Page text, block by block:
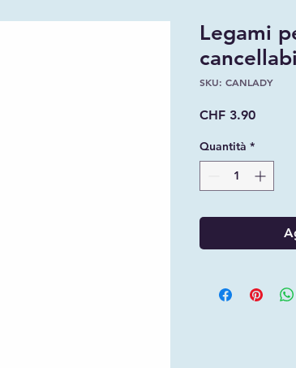
Legami
SKU: CANLADY
CHF 3.90Prezzo
Quantità *